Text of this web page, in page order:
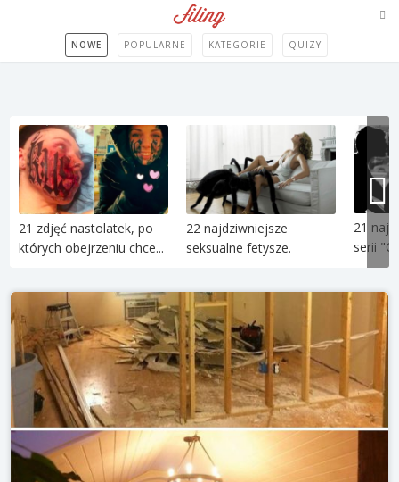
NOWE POPULARNE KATEGORIE QUIZY
21 zdjęć nastolatek, po
których obejrzeniu chce...
22 najdziwniejsze
seksualne fetysze.
21
serii